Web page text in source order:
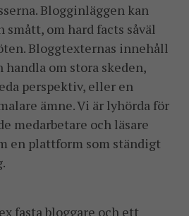
Blogginläggen kan
smått, om hard facts såväl
Bloggtexternas innehåll
handla om stora skeden,
perspektiv, eller en
ämne. Vi är lyhörda för
medarbetare och läsare
en plattform som ständigt
fasta bloggare och ett